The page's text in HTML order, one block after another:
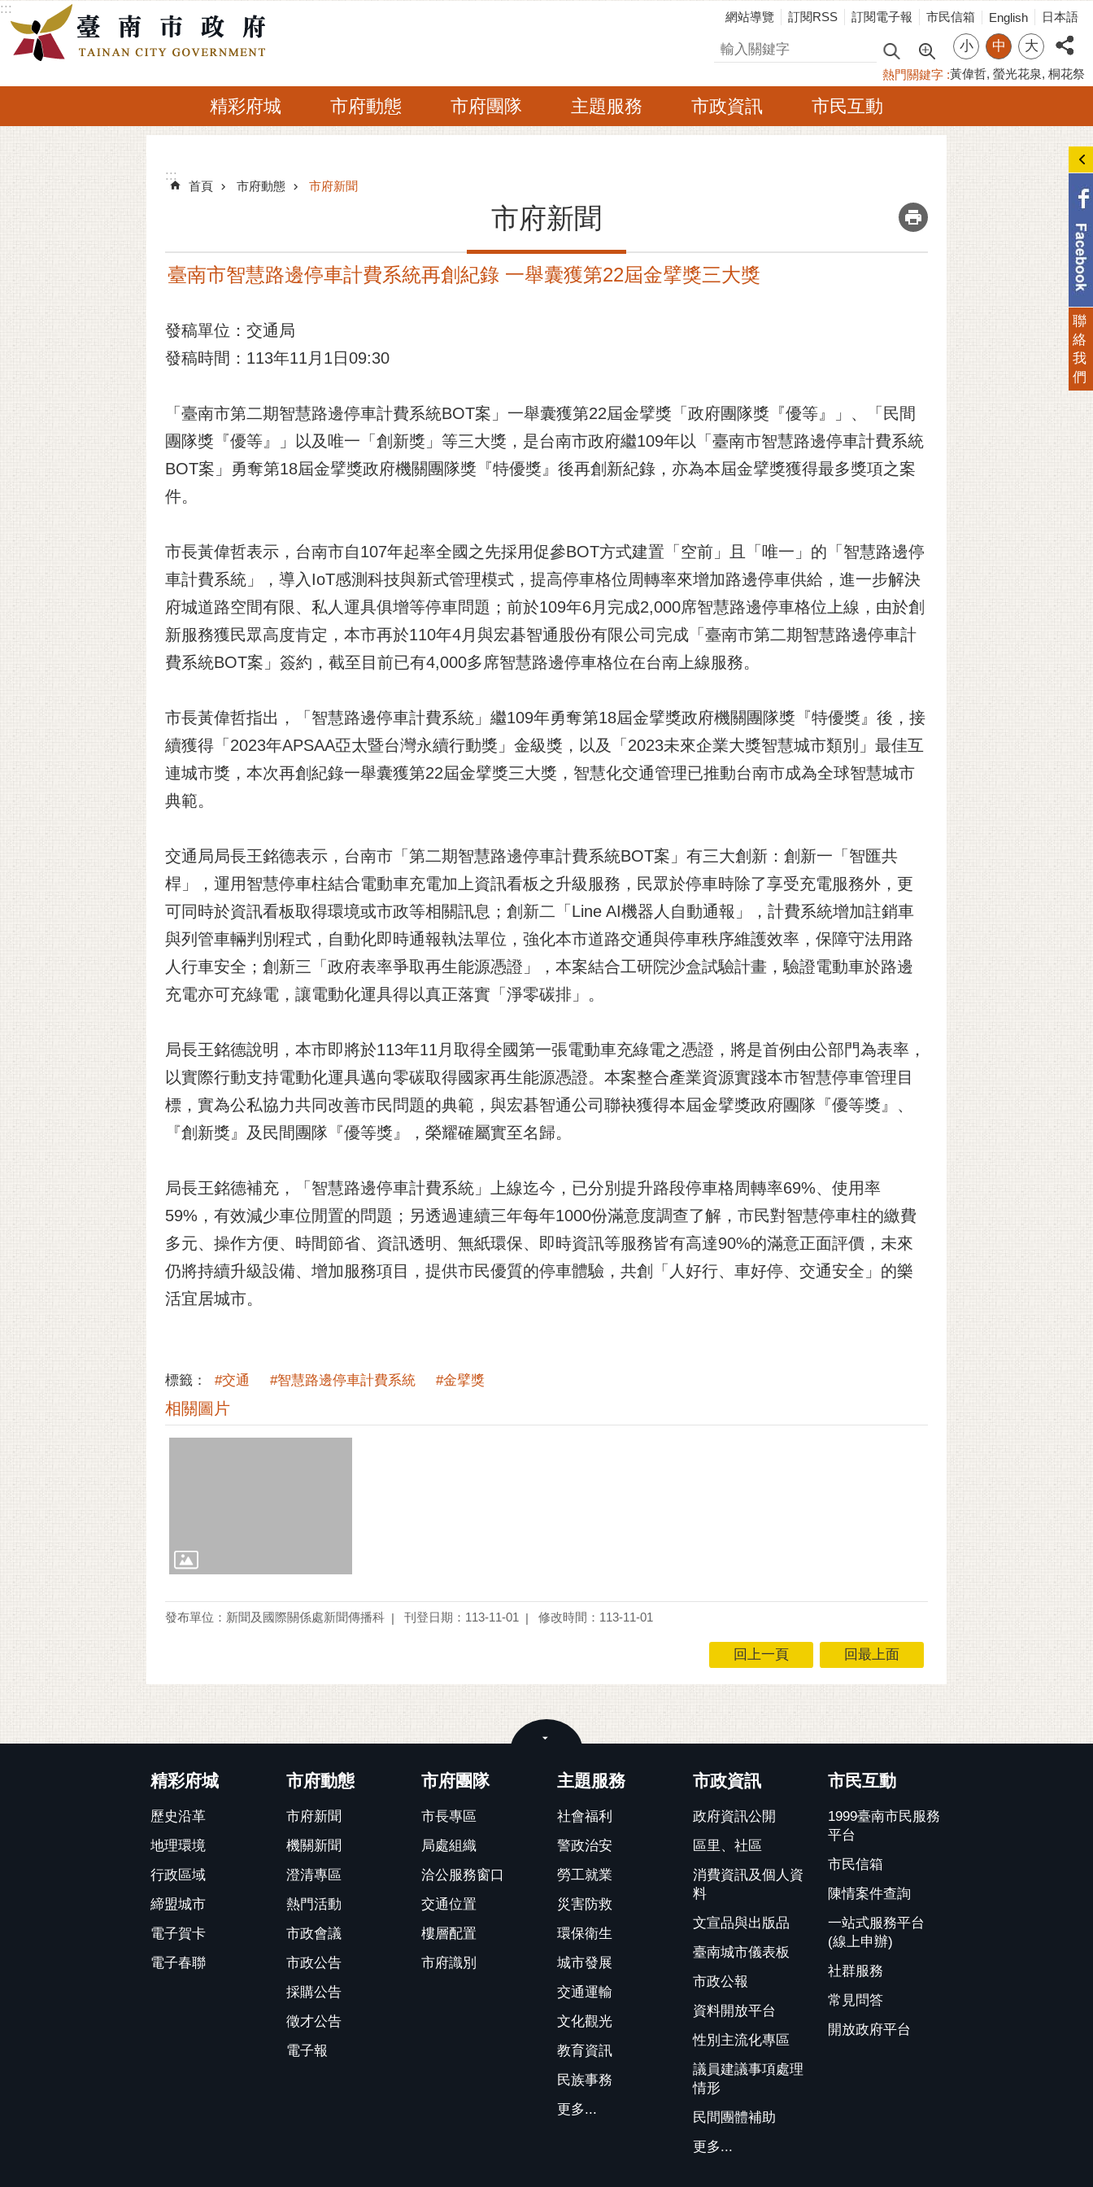
跳到主要內容區塊
:::
網站導覽 訂閱RSS 訂閱電子報 市民信箱 English 日本語
搜尋 小 中 大
熱門關鍵字 黃偉哲 螢光花泉 桐花祭
精彩府城 市府動態 市府團隊 主題服務 市政資訊 市民互動
:::
:::
首頁 市府動態 市府新聞
市府新聞 _
臺南市智慧路邊停車計費系統再創紀錄 一舉囊獲第22屆金擘獎三大獎
發稿單位：交通局
發稿時間：113年11月1日09:30
「臺南市第二期智慧路邊停車計費系統BOT案」一舉囊獲第22屆金擘獎「政府團隊獎『優等』」、「民間
團隊獎『優等』」以及唯一「創新獎」等三大獎，是台南市政府繼109年以「臺南市智慧路邊停車計費系統
BOT案」勇奪第18屆金擘獎政府機關團隊獎『特優獎』後再創新紀錄，亦為本屆金擘獎獲得最多獎項之案
件。
市長黃偉哲表示，台南市自107年起率全國之先採用促參BOT方式建置「空前」且「唯一」的「智慧路邊停
車計費系統」，導入IoT感測科技與新式管理模式，提高停車格位周轉率來增加路邊停車供給，進一步解決
府城道路空間有限、私人運具俱增等停車問題；前於109年6月完成2,000席智慧路邊停車格位上線，由於創
新服務獲民眾高度肯定，本市再於110年4月與宏碁智通股份有限公司完成「臺南市第二期智慧路邊停車計
費系統BOT案」簽約，截至目前已有4,000多席智慧路邊停車格位在台南上線服務。
市長黃偉哲指出，「智慧路邊停車計費系統」繼109年勇奪第18屆金擘獎政府機關團隊獎『特優獎』後，接
續獲得「2023年APSAA亞太暨台灣永續行動獎」金級獎，以及「2023未來企業大獎智慧城市類別」最佳互
連城市獎，本次再創紀錄一舉囊獲第22屆金擘獎三大獎，智慧化交通管理已推動台南市成為全球智慧城市
典範。
交通局局長王銘德表示，台南市「第二期智慧路邊停車計費系統BOT案」有三大創新：創新一「智匯共
桿」，運用智慧停車柱結合電動車充電加上資訊看板之升級服務，民眾於停車時除了享受充電服務外，更
可同時於資訊看板取得環境或市政等相關訊息；創新二「Line AI機器人自動通報」，計費系統增加註銷車
與列管車輛判別程式，自動化即時通報執法單位，強化本市道路交通與停車秩序維護效率，保障守法用路
人行車安全；創新三「政府表率爭取再生能源憑證」，本案結合工研院沙盒試驗計畫，驗證電動車於路邊
充電亦可充綠電，讓電動化運具得以真正落實「淨零碳排」。
局長王銘德說明，本市即將於113年11月取得全國第一張電動車充綠電之憑證，將是首例由公部門為表率，
以實際行動支持電動化運具邁向零碳取得國家再生能源憑證。本案整合產業資源實踐本市智慧停車管理目
標，實為公私協力共同改善市民問題的典範，與宏碁智通公司聯袂獲得本屆金擘獎政府團隊『優等獎』、
『創新獎』及民間團隊『優等獎』，榮耀確屬實至名歸。
局長王銘德補充，「智慧路邊停車計費系統」上線迄今，已分別提升路段停車格周轉率69%、使用率
59%，有效減少車位閒置的問題；另透過連續三年每年1000份滿意度調查了解，市民對智慧停車柱的繳費
多元、操作方便、時間節省、資訊透明、無紙環保、即時資訊等服務皆有高達90%的滿意正面評價，未來
仍將持續升級設備、增加服務項目，提供市民優質的停車體驗，共創「人好行、車好停、交通安全」的樂
活宜居城市。
標籤： #交通 #智慧路邊停車計費系統 #金擘獎
相關圖片
發布單位：新聞及國際關係處新聞傳播科 刊登日期：113-11-01 修改時間：113-11-01
回上一頁 回最上面
精彩府城
歷史沿革
地理環境
行政區域
締盟城市
電子賀卡
電子春聯
市府動態
市府新聞
機關新聞
澄清專區
熱門活動
市政會議
市政公告
採購公告
徵才公告
電子報
市府團隊
市長專區
局處組織
洽公服務窗口
交通位置
樓層配置
市府識別
主題服務
社會福利
警政治安
勞工就業
災害防救
環保衛生
城市發展
交通運輸
文化觀光
教育資訊
民族事務
更多...
市政資訊
政府資訊公開
區里、社區
消費資訊及個人資
料
文宣品與出版品
臺南城市儀表板
市政公報
資料開放平台
性別主流化專區
議員建議事項處理
情形
民間團體補助
更多...
市民互動
1999臺南市民服務
平台
市民信箱
陳情案件查詢
一站式服務平台
(線上申辦)
社群服務
常見問答
開放政府平台
聯
絡
我
們